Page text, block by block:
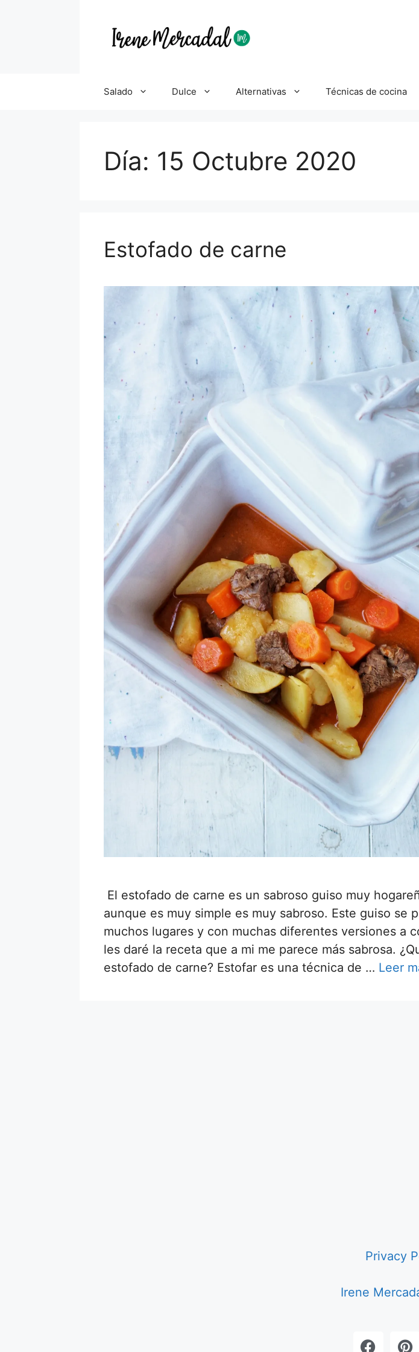
Salado Dulce Alternativas Técnicas de cocina
Día: 15 Octubre 2020
Estofado de carne
El estofado de carne es un sabroso guiso muy
aunque es muy simple es muy sabroso. Este guiso se
muchos lugares y con muchas diferentes versiones a
les daré la receta que a mi me parece más sabrosa.
estofado de carne? Estofar es una técnica de … Leer
Privacy
Irene